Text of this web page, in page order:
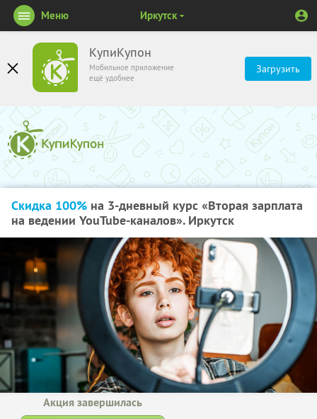
КупиКупон
Мобильное приложение
ещё удобнее
Загрузить
Меню Иркутск
Скидка 100% на 3-дневный курс «Вторая зарплата
на ведении YouTube-каналов». Иркутск
Акция завершилась